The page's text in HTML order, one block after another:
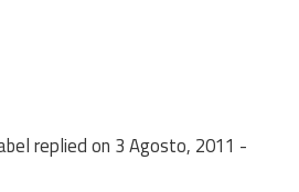
replied on 3 Agosto, 2011 -